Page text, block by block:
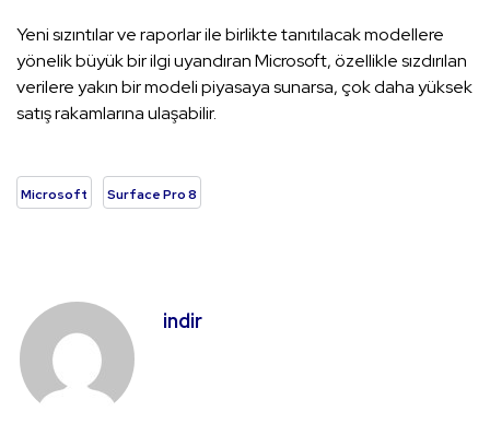
Yeni sızıntılar ve raporlar ile birlikte tanıtılacak modellere
yönelik büyük bir ilgi uyandıran Microsoft, özellikle sızdırılan
verilere yakın bir modeli piyasaya sunarsa, çok daha yüksek
satış rakamlarına ulaşabilir.
Microsoft Surface Pro 8
indir